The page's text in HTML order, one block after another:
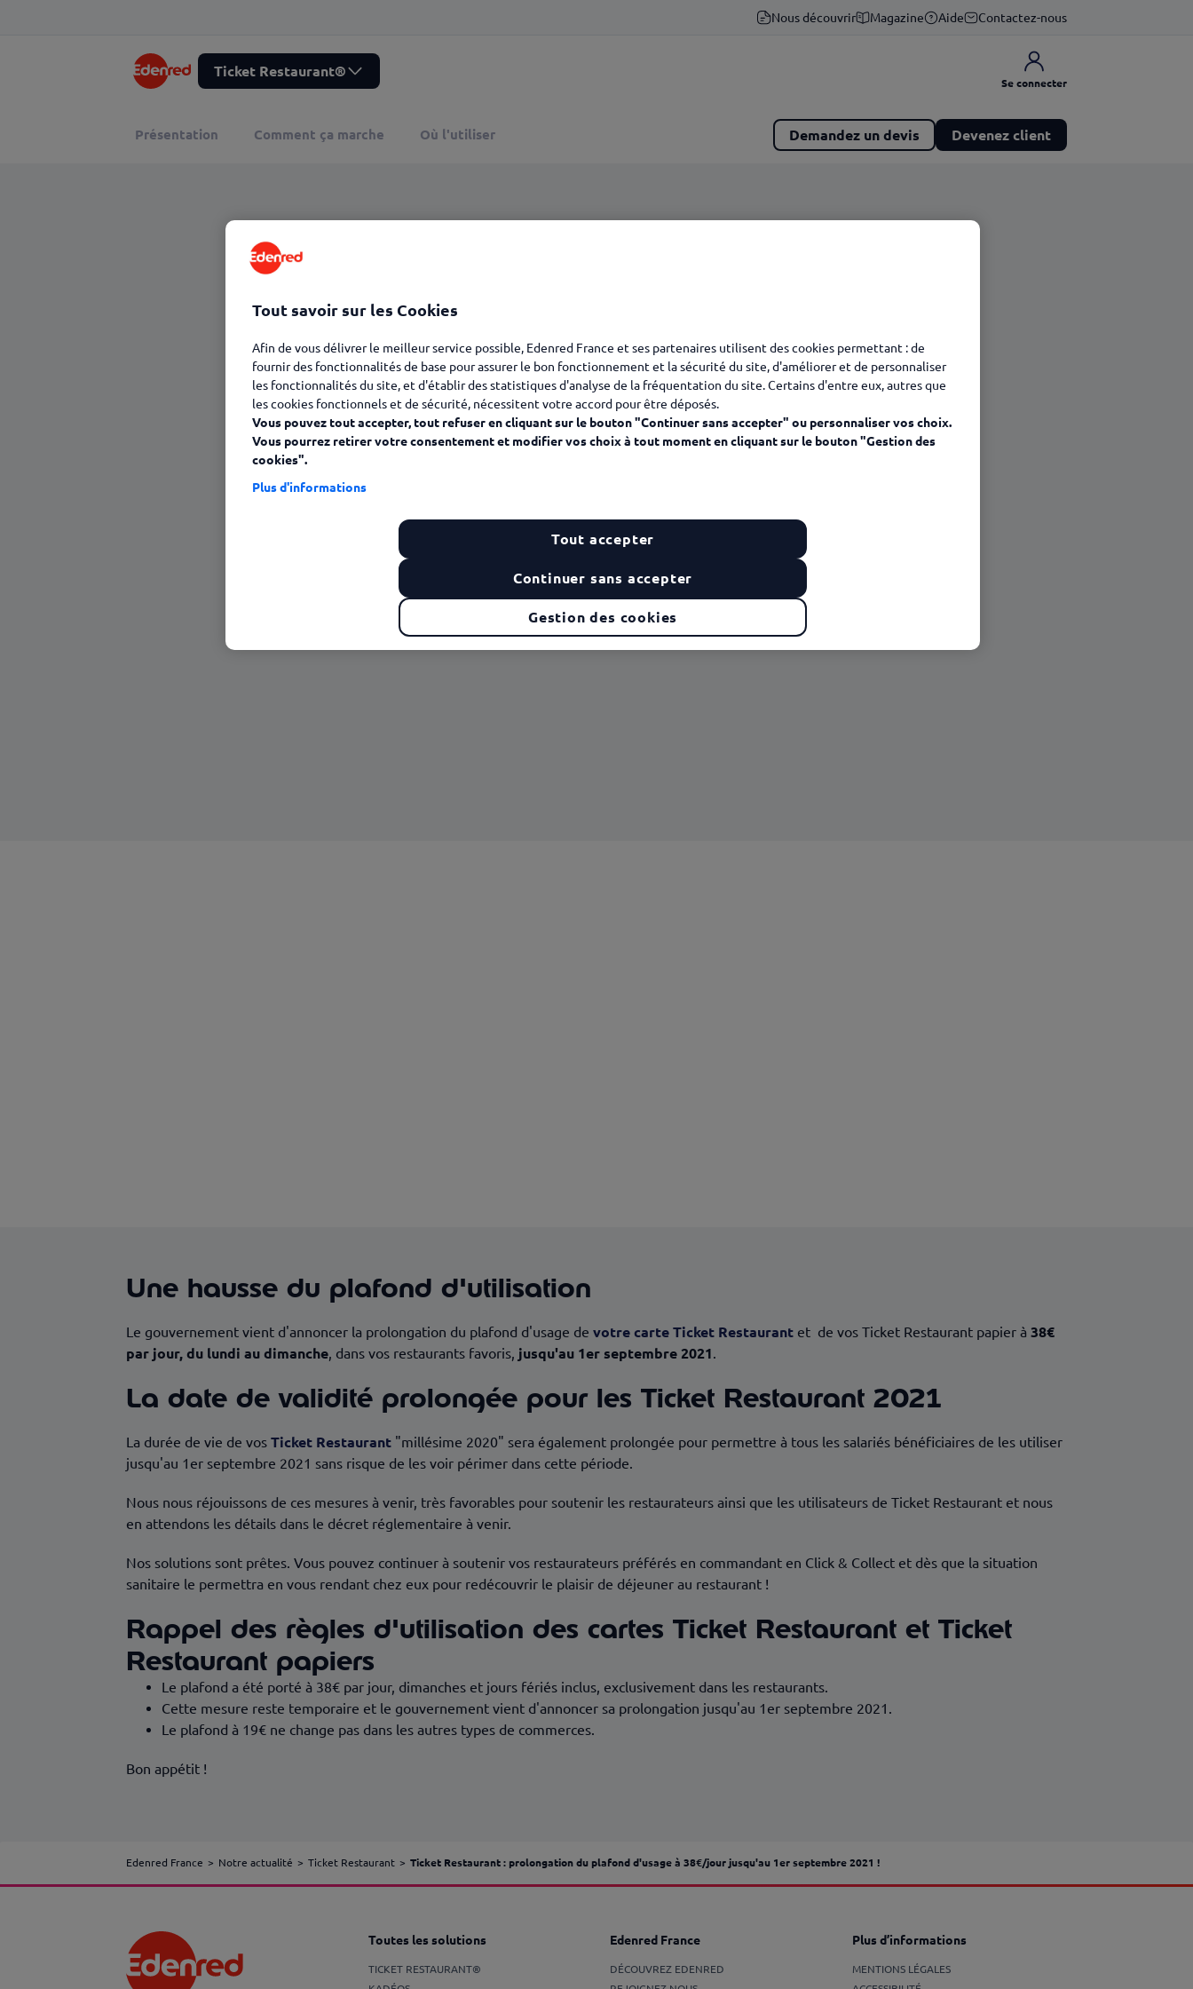
Nous découvrir Magazine Aide Contactez-nous
Ticket Restaurant®
Se connecter
Présentation Comment ça marche Où l'utiliser Demandez un devis Devenez client
Une hausse du plafond d'utilisation
Le gouvernement vient d'annoncer la prolongation du plafond d'usage de votre carte Ticket Restaurant et de vos Ticket Restaurant papier à 38€
par jour, du lundi au dimanche, dans vos restaurants favoris, jusqu'au 1er septembre 2021.
La date de validité prolongée pour les Ticket Restaurant 2021
La durée de vie de vos Ticket Restaurant "millésime 2020" sera également prolongée pour permettre à tous les salariés bénéficiaires de les utiliser
jusqu'au 1er septembre 2021 sans risque de les voir périmer dans cette période.
Nous nous réjouissons de ces mesures à venir, très favorables pour soutenir les restaurateurs ainsi que les utilisateurs de Ticket Restaurant et nous
en attendons les détails dans le décret réglementaire à venir.
Nos solutions sont prêtes. Vous pouvez continuer à soutenir vos restaurateurs préférés en commandant en Click & Collect et dès que la situation
sanitaire le permettra en vous rendant chez eux pour redécouvrir le plaisir de déjeuner au restaurant !
Rappel des règles d'utilisation des cartes Ticket Restaurant et Ticket
Restaurant papiers
Le plafond a été porté à 38€ par jour, dimanches et jours fériés inclus, exclusivement dans les restaurants.
Cette mesure reste temporaire et le gouvernement vient d'annoncer sa prolongation jusqu'au 1er septembre 2021.
Le plafond à 19€ ne change pas dans les autres types de commerces.
Bon appétit !
Edenred France Notre actualité Ticket Restaurant Ticket Restaurant : prolongation du plafond d'usage à 38€/jour jusqu'au 1er septembre 2021 !
Toutes les solutions
TICKET RESTAURANT®
Edenred France
DÉCOUVREZ EDENRED
Plus d’informations
MENTIONS LÉGALES
Tout savoir sur les Cookies
Afin de vous délivrer le meilleur service possible, Edenred France et ses partenaires utilisent des cookies permettant : de
fournir des fonctionnalités de base pour assurer le bon fonctionnement et la sécurité du site, d'améliorer et de personnaliser
les fonctionnalités du site, et d'établir des statistiques d'analyse de la fréquentation du site. Certains d'entre eux, autres que
les cookies fonctionnels et de sécurité, nécessitent votre accord pour être déposés.
Vous pouvez tout accepter, tout refuser en cliquant sur le bouton "Continuer sans accepter" ou personnaliser vos choix.
Vous pourrez retirer votre consentement et modifier vos choix à tout moment en cliquant sur le bouton "Gestion des
cookies".
Plus d'informations
Gestion des cookies
Continuer sans accepter
Tout accepter